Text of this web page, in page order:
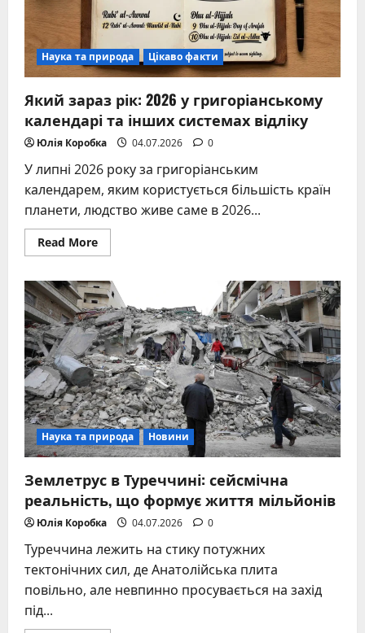
Наука та природа Цікаво факти
Який зараз рік: 2026 у григоріанському
календарі та інших системах відліку
Юлія Коробка 04.07.2026 0
У липні 2026 року за григоріанським
календарем, яким користується більшість країн
планети, людство живе саме в 2026...
Read MoreRead
more
зараз
рік:
2026
у
григоріанському
календарі
та
інших
системах
відліку
Наука та природа Новини
Землетрус в Туреччині: сейсмічна
реальність, що формує життя мільйонів
Юлія Коробка 04.07.2026 0
Туреччина лежить на стику потужних
тектонічних сил, де Анатолійська плита
повільно, але невпинно просувається на захід
під...